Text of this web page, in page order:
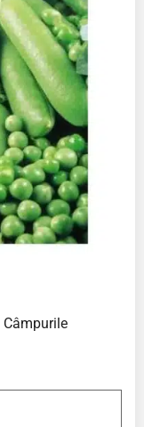
Câmpurile